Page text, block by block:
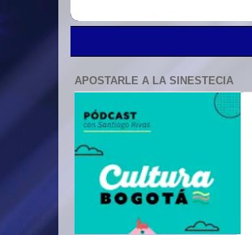
APOSTARLE A LA SINESTECIA